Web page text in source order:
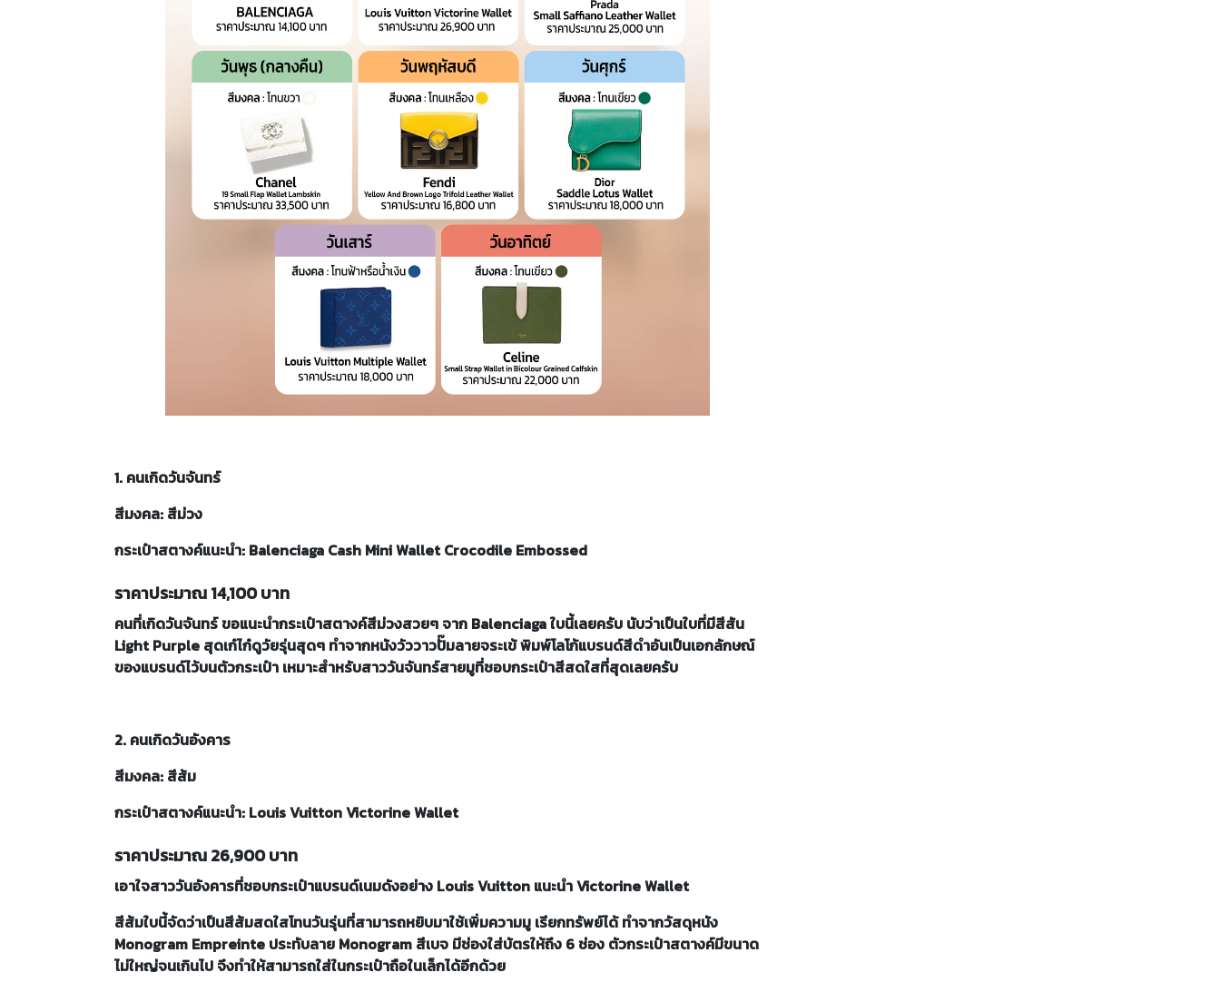
1. คนเกิดวันจันทร์
สีมงคล: สีม่วง
กระเป๋าสตางค์แนะนำ: Balenciaga Cash Mini Wallet Crocodile Embossed
ราคาประมาณ 14,100 บาท
คนที่เกิดวันจันทร์ ขอแนะนำกระเป๋าสตางค์สีม่วงสวยๆ จาก Balenciaga ใบนี้เลยครับ นับว่าเป็นใบที่มีสีสัน
Light Purple สุดเก๋ไก๋ดูวัยรุ่นสุดๆ ทำจากหนังวัววาวปั๊มลายจระเข้ พิมพ์โลโก้แบรนด์สีดำอันเป็นเอกลักษณ์
ของแบรนด์ไว้บนตัวกระเป๋า เหมาะสำหรับสาววันจันทร์สายมูที่ชอบกระเป๋าสีสดใสที่สุดเลยครับ
2. คนเกิดวันอังคาร
สีมงคล: สีส้ม
กระเป๋าสตางค์แนะนำ: Louis Vuitton Victorine Wallet
ราคาประมาณ 26,900 บาท
เอาใจสาววันอังคารที่ชอบกระเป๋าแบรนด์เนมดังอย่าง Louis Vuitton แนะนำ Victorine Wallet
สีส้มใบนี้จัดว่าเป็นสีส้มสดใสโทนวันรุ่นที่สามารถหยิบมาใช้เพิ่มความมู เรียกทรัพย์ได้ ทำจากวัสดุหนัง
Monogram Empreinte ประทับลาย Monogram สีเบจ มีช่องใส่บัตรให้ถึง 6 ช่อง ตัวกระเป๋าสตางค์มีขนาด
ไม่ใหญ่จนเกินไป จึงทำให้สามารถใส่ในกระเป๋าถือในเล็กได้อีกด้วย